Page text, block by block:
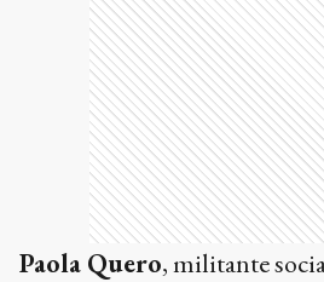
Paola Quero, militante